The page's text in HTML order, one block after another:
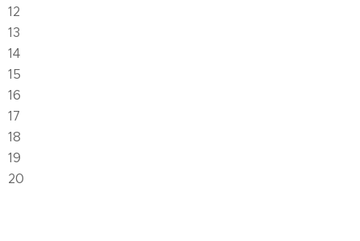
12
13
14
15
16
17
18
19
20